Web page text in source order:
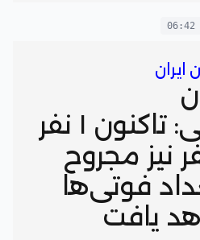
06:42
ایران
خراسان‌جنوبی: تاکنون ۱ نفر
و ۱۵ نفر نیز مجروح
فوتی‌ها
یافت